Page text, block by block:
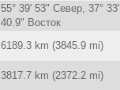
55° 39' 53" Север, 37° 33'
40.9" Восток
6189.3 km (3845.9 mi)
3817.7 km (2372.2 mi)